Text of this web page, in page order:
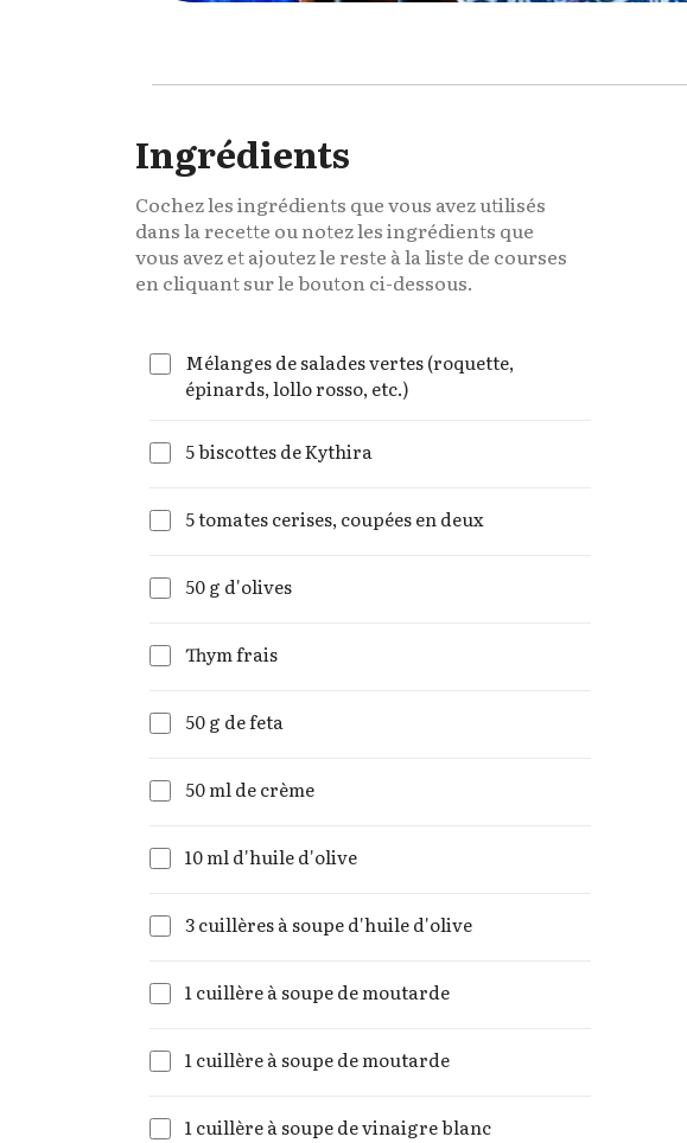
Ingrédients
Cochez les ingrédients que vous avez utilisés
dans la recette ou notez les ingrédients que
vous avez et ajoutez le reste à la liste de courses
en cliquant sur le bouton ci-dessous.
Mélanges de salades vertes (roquette,
épinards, lollo rosso, etc.)
5 biscottes de Kythira
5 tomates cerises, coupées en deux
50 g d'olives
Thym frais
50 g de feta
50 ml de crème
10 ml d'huile d'olive
3 cuillères à soupe d'huile d'olive
1 cuillère à soupe de moutarde
1 cuillère à soupe de moutarde
1 cuillère à soupe de vinaigre blanc